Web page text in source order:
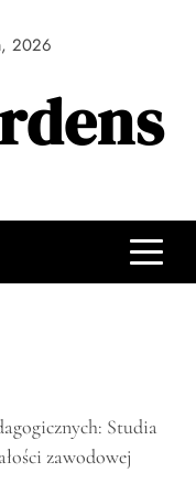
2026
Studia
zawodowej